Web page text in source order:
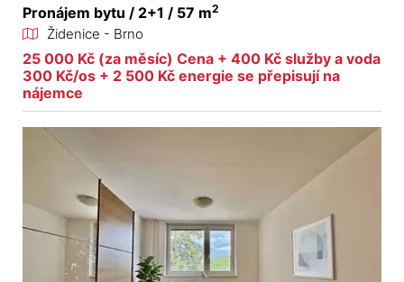
Pronájem bytu / 2+1 / 57 m2
Židenice - Brno
25 000 Kč (za měsíc) Cena + 400 Kč služby a voda
300 Kč/os + 2 500 Kč energie se přepisují na
nájemce